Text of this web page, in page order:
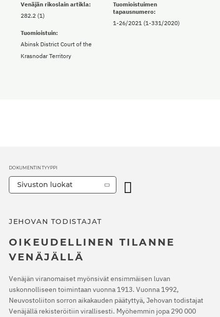
Venäjän rikoslain artikla:
282.2 (1)
Tuomioistuimen
tapausnumero:
1-26/2021 (1-331/2020)
Tuomioistuin:
Abinsk District Court of the
Krasnodar Territory
JEHOVAN TODISTAJAT
OIKEUDELLINEN TILANNE
VENÄJÄLLÄ
Venäjän viranomaiset myönsivät ensimmäisen luvan
uskonnolliseen toimintaan vuonna 1913. Vuonna 1992,
Neuvostoliiton sorron aikakauden päätyttyä, Jehovan todistajat
Venäjällä rekisteröitiin virallisesti. Myöhemmin jopa 290 000
DOKUMENTIN TYYPPI
Sivuston luokat